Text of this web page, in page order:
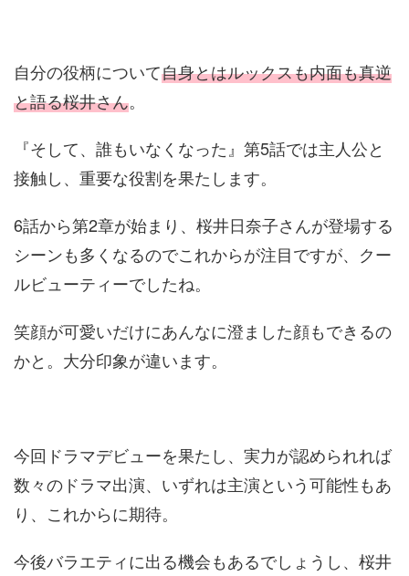
自分の役柄について自身とはルックスも内面も真逆
と語る桜井さん。
『そして、誰もいなくなった』第5話では主人公と
接触し、重要な役割を果たします。
6話から第2章が始まり、桜井日奈子さんが登場する
シーンも多くなるのでこれからが注目ですが、クー
ルビューティーでしたね。
笑顔が可愛いだけにあんなに澄ました顔もできるの
かと。大分印象が違います。
今回ドラマデビューを果たし、実力が認められれば
数々のドラマ出演、いずれは主演という可能性もあ
り、これからに期待。
今後バラエティに出る機会もあるでしょうし、桜井